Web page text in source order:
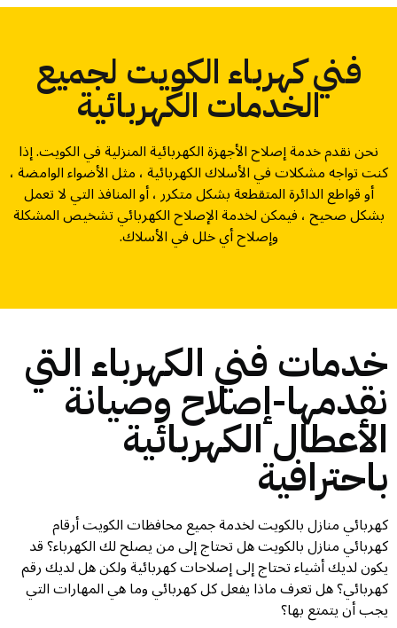
فني كهرباء الكويت لجميع
الخدمات الكهربائية
نحن نقدم خدمة إصلاح الأجهزة الكهربائية المنزلية في الكويت. إذا
كنت تواجه مشكلات في الأسلاك الكهربائية ، مثل الأضواء الوامضة ،
أو قواطع الدائرة المتقطعة بشكل متكرر ، أو المنافذ التي لا تعمل
بشكل صحيح ، فيمكن لخدمة الإصلاح الكهربائي تشخيص المشكلة
وإصلاح أي خلل في الأسلاك.
خدمات فني الكهرباء التي
نقدمها-إصلاح وصيانة
الأعطال الكهربائية
باحترافية
كهربائي منازل بالكويت لخدمة جميع محافظات الكويت أرقام
كهربائي منازل بالكويت هل تحتاج إلى من يصلح لك الكهرباء؟ قد
يكون لديك أشياء تحتاج إلى إصلاحات كهربائية ولكن هل لديك رقم
كهربائي؟ هل تعرف ماذا يفعل كل كهربائي وما هي المهارات التي
يجب أن يتمتع بها؟